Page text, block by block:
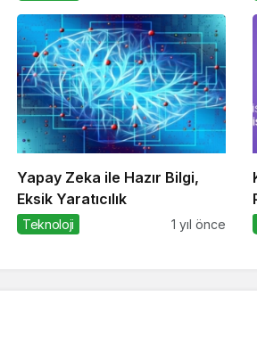
Yapay Zeka ile Hazır Bilgi,
Eksik Yaratıcılık
Teknoloji 1 yıl önce